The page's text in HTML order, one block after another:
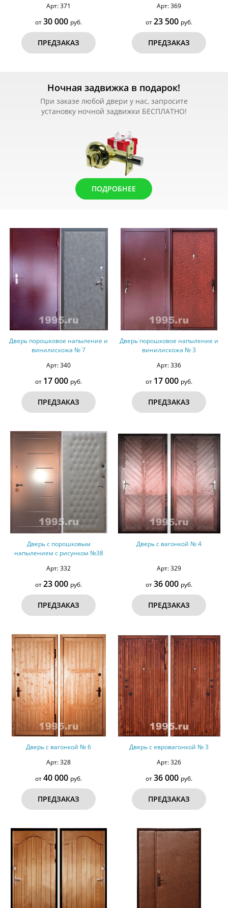
Арт: 371
от30 000 руб.
ПРЕДЗАКАЗ
Арт: 369
от23 500 руб.
ПРЕДЗАКАЗ
Ночная задвижка в подарок!
При заказе любой двери у нас, запросите
установку ночной задвижки БЕСПЛАТНО!
ПОДРОБНЕЕ
Дверь порошковое напыление и
винилискожа № 7
Арт: 340
от 17 000 руб.
ПРЕДЗАКАЗ
Дверь порошковое напыление и
винилискожа № 3
Арт: 336
от 17 000 руб.
ПРЕДЗАКАЗ
Дверь с порошковым
напылением с рисунком №38
Арт: 332
от23 000 руб.
ПРЕДЗАКАЗ
Дверь с вагонкой № 4
Арт: 329
от36 000 руб.
ПРЕДЗАКАЗ
Дверь с вагонкой № 6
Арт: 328
от40 000 руб.
ПРЕДЗАКАЗ
Дверь с евровагонкой № 3
Арт: 326
от36 000 руб.
ПРЕДЗАКАЗ